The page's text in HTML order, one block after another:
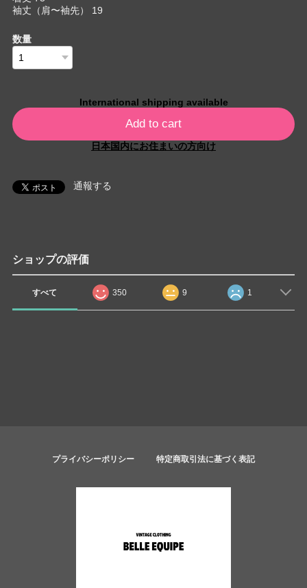
袖丈（肩〜袖先） 19
数量
International shipping available
Add to cart
日本国内にお住まいの方向け
通報する
ショップの評価
すべて 350 9 1
プライバシーポリシー 特定商取引法に基づく表記